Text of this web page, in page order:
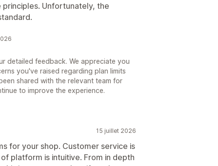
Unfortunately, the
detailed feedback. We appreciate you
you've raised regarding plan limits
shared with the relevant team for
to improve the experience.
15 juillet 2026
for your shop. Customer service is
platform is intuitive. From in depth